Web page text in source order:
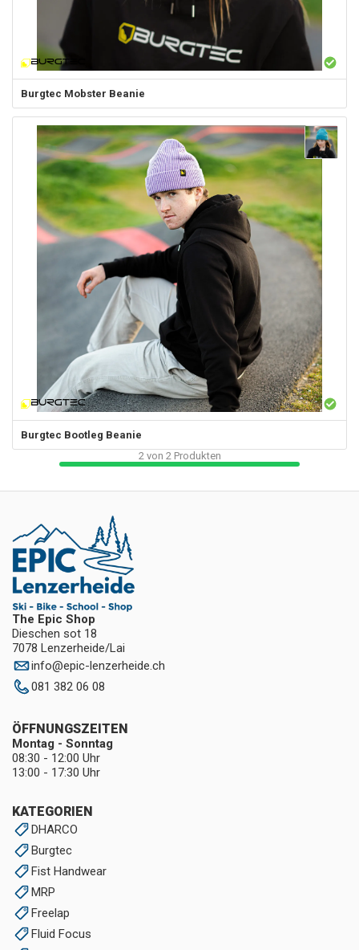
Burgtec Mobster Beanie
Burgtec Bootleg Beanie
2 von 2 Produkten
The Epic Shop
Dieschen sot 18
7078 Lenzerheide/Lai
info@epic-lenzerheide.ch
081 382 06 08
KATEGORIEN
DHARCO
Burgtec
Fist Handwear
MRP
Freelap
Fluid Focus
ÖFFNUNGSZEITEN
Montag - Sonntag
08:30 - 12:00 Uhr
13:00 - 17:30 Uhr